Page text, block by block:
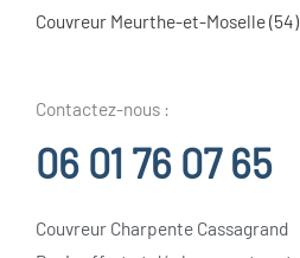
Couvreur Meurthe-et-Moselle (54)
Contactez-nous :
06 01 76 07 65
Couvreur Charpente Cassagrand